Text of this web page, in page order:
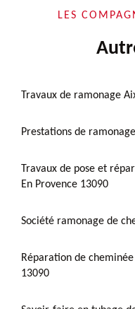
LES
Travaux de ramonage
Prestations de
Travaux de pose et
En Provence 13090
Société ramonage de
Réparation de
13090